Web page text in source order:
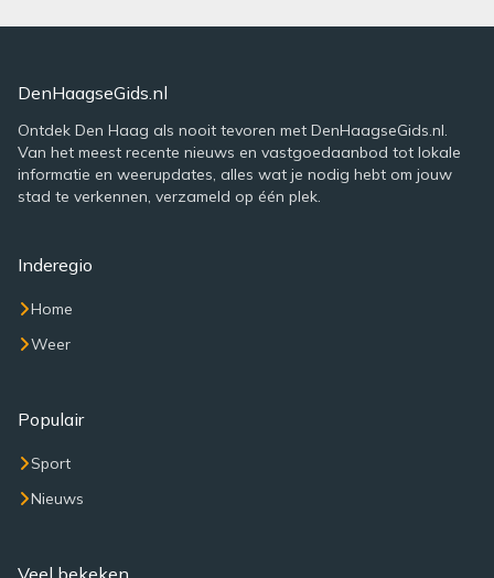
DenHaagseGids.nl
Ontdek Den Haag als nooit tevoren met DenHaagseGids.nl.
Van het meest recente nieuws en vastgoedaanbod tot lokale
informatie en weerupdates, alles wat je nodig hebt om jouw
stad te verkennen, verzameld op één plek.
Inderegio
Home
Weer
Populair
Sport
Nieuws
Veel bekeken